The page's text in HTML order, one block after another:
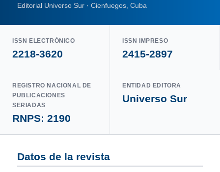
Editorial Universo Sur · Cienfuegos, Cuba
ISSN ELECTRÓNICO
2218-3620
ISSN IMPRESO
2415-2897
REGISTRO NACIONAL DE
PUBLICACIONES
SERIADAS
RNPS: 2190
ENTIDAD EDITORA
Universo Sur
Datos de la revista